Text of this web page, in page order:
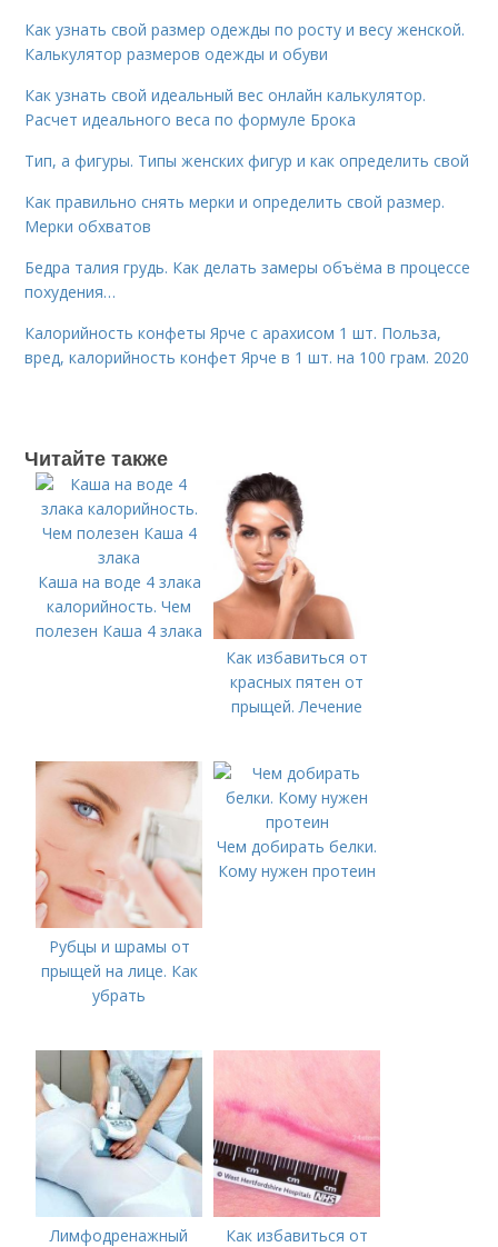
Как узнать свой размер одежды по росту и весу женской.
Калькулятор размеров одежды и обуви
Как узнать свой идеальный вес онлайн калькулятор.
Расчет идеального веса по формуле Брока
Тип, а фигуры. Типы женских фигур и как определить свой
Как правильно снять мерки и определить свой размер.
Мерки обхватов
Бедра талия грудь. Как делать замеры объёма в процессе
похудения…
Калорийность конфеты Ярче с арахисом 1 шт. Польза,
вред, калорийность конфет Ярче в 1 шт. на 100 грам. 2020
Читайте также
Каша на воде 4 злака
калорийность. Чем
полезен Каша 4 злака
Как избавиться от
красных пятен от
прыщей. Лечение
Рубцы и шрамы от
прыщей на лице. Как
убрать
Чем добирать белки.
Кому нужен протеин
Лимфодренажный
Как избавиться от